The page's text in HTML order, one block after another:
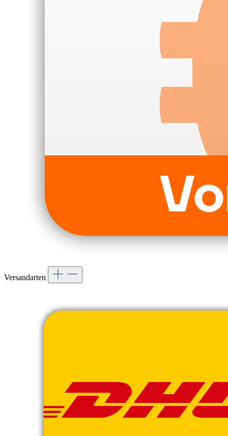
Versandarten